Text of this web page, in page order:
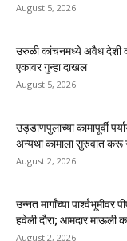
August 5, 2026
उरुळी कांचनमध्ये अवैध देशी
एकावर गुन्हा दाखल
August 5, 2026
उड्डाणपुलाच्या कामापूर्वी
अन्यथा कामाला सुरुवात करू
August 2, 2026
उन्नत मार्गांच्या
हवेली दौरा; आमदार माऊली
August 2, 2026